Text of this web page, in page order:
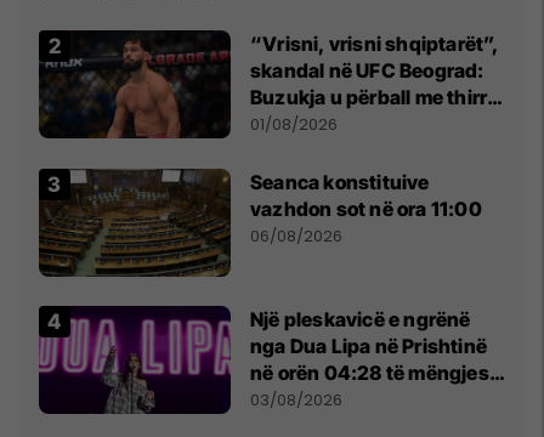
“Vrisni, vrisni shqiptarët”,
skandal në UFC Beograd:
Buzukja u përball me thirrje
anti-shqiptare nga
01/08/2026
Seanca konstituive
vazhdon sot në ora 11:00
06/08/2026
Një pleskavicë e ngrënë
nga Dua Lipa në Prishtinë
në orën 04:28 të mëngjesit
- dhe bota digjitale serbe
03/08/2026